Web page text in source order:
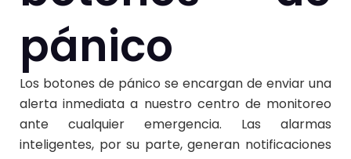
pánico
Los botones de pánico se encargan de enviar una
alerta inmediata a nuestro centro de monitoreo
ante cualquier emergencia. Las alarmas
inteligentes, por su parte, generan notificaciones